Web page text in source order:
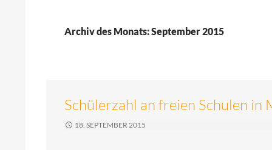
Archiv des Monats: September 2015
Schülerzahl an freien Schulen
18. SEPTEMBER 2015